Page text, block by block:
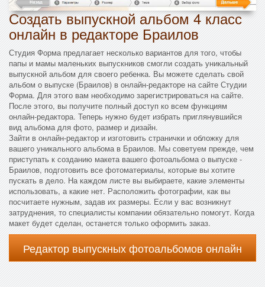
Создать выпускной альбом 4 класс
онлайн в редакторе Браилов
Студия Форма предлагает несколько вариантов для того, чтобы
папы и мамы маленьких выпускников смогли создать уникальный
выпускной альбом для своего ребенка. Вы можете сделать свой
альбом о выпуске (Браилов) в онлайн-редакторе на сайте Студии
Форма. Для этого вам необходимо зарегистрироваться на сайте.
После этого, вы получите полный доступ ко всем функциям
онлайн-редактора. Теперь нужно будет избрать приглянувшийся
вид альбома для фото, размер и дизайн.
Зайти в онлайн-редактор и изготовить странички и обложку для
вашего уникального альбома в Браилов. Мы советуем прежде, чем
приступать к созданию макета вашего фотоальбома о выпуске -
Браилов, подготовить все фотоматериалы, которые вы хотите
пускать в дело. На каждом листе вы выбираете, какие элементы
использовать, а какие нет. Расположить фотографии, как вы
посчитаете нужным, задав их размеры. Если у вас возникнут
затруднения, то специалисты компании обязательно помогут. Когда
макет будет сделан, останется только оформить заказ.
Редактор выпускных фотоальбомов онлайн